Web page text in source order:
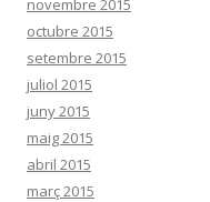
octubre 2015
setembre 2015
juliol 2015
juny 2015
maig 2015
abril 2015
març 2015